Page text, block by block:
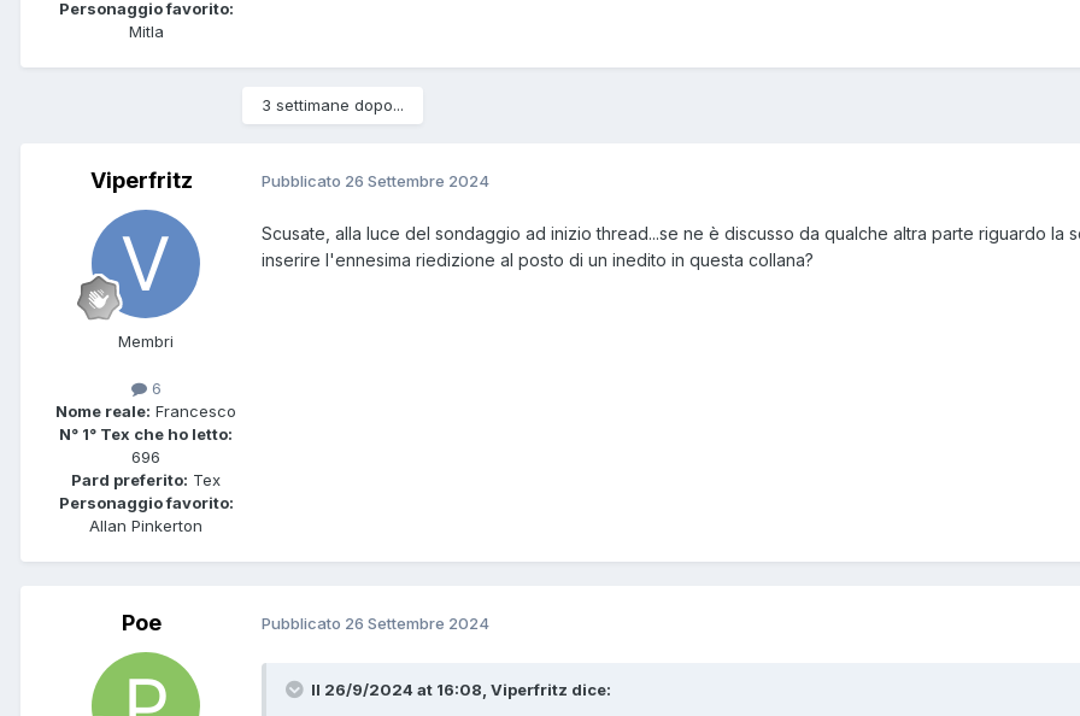
Personaggio favorito:
Mitla
3 settimane dopo...
Viperfritz
Membri
6
Nome reale: Francesco
N° 1° Tex che ho letto:
696
Pard preferito: Tex
Personaggio favorito:
Allan Pinkerton
Pubblicato 26 Settembre 2024
Scusate, alla luce del sondaggio ad inizio thread...se ne è discusso da qualche altra parte riguardo la
inserire l'ennesima riedizione al posto di un inedito in questa collana?
Poe Pubblicato 26 Settembre 2024
Il 26/9/2024 at 16:08, Viperfritz dice: